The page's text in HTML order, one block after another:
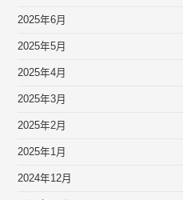
2025年6月
2025年5月
2025年4月
2025年3月
2025年2月
2025年1月
2024年12月